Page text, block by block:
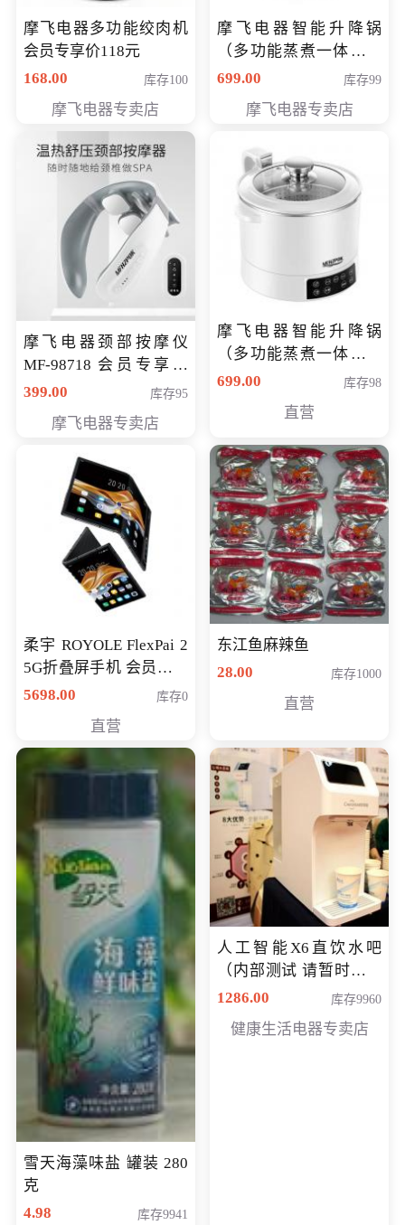
摩飞电器多功能绞肉机
会员专享价118元
168.00
库存100
摩飞电器专卖店
摩飞电器智能升降锅
（多功能蒸煮一体锅）
（智能升降养生锅） 会
699.00 库存99
摩飞电器专卖店
摩飞电器颈部按摩仪
MF-98718 会员专享价
299元
399.00 库存95
摩飞电器专卖店
摩飞电器智能升降锅
（多功能蒸煮一体锅）
（智能升降养生锅） 会
699.00 库存98
直营
柔宇 ROYOLE FlexPai 2
5G折叠屏手机 会员专享
购买价格 4998元
5698.00 库存0
直营
东江鱼麻辣鱼
28.00
库存1000
直营
雪天海藻味盐 罐装 280
克
4.98
库存9941
人工智能X6直饮水吧
（内部测试 请暂时不要
购买）
1286.00 库存9960
健康生活电器专卖店